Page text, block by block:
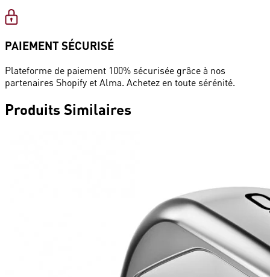
PAIEMENT SÉCURISÉ
Plateforme de paiement 100% sécurisée grâce à nos
partenaires Shopify et Alma. Achetez en toute sérénité.
Produits Similaires